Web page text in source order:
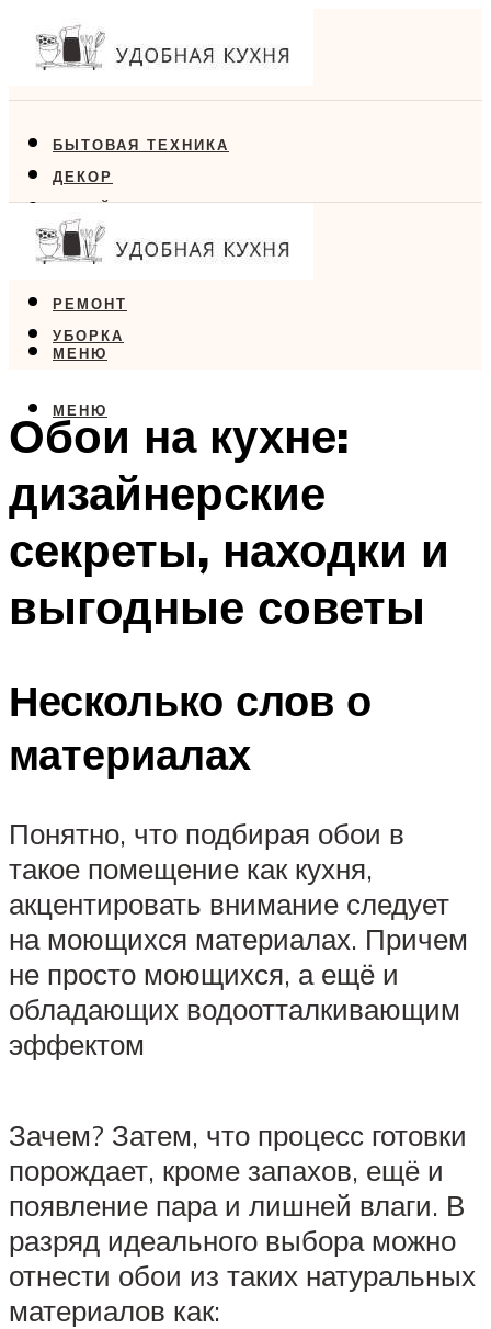
БЫТОВАЯ ТЕХНИКА
ДЕКОР
ДИЗАЙН
ЕДА
РЕМОНТ
УБОРКА
МЕНЮ
МЕНЮ
Обои на кухне:
дизайнерские
секреты, находки и
выгодные советы
Несколько слов о
материалах
Понятно, что подбирая обои в
такое помещение как кухня,
акцентировать внимание следует
на моющихся материалах. Причем
не просто моющихся, а ещё и
обладающих водоотталкивающим
эффектом
Зачем? Затем, что процесс готовки
порождает, кроме запахов, ещё и
появление пара и лишней влаги. В
разряд идеального выбора можно
отнести обои из таких натуральных
материалов как: